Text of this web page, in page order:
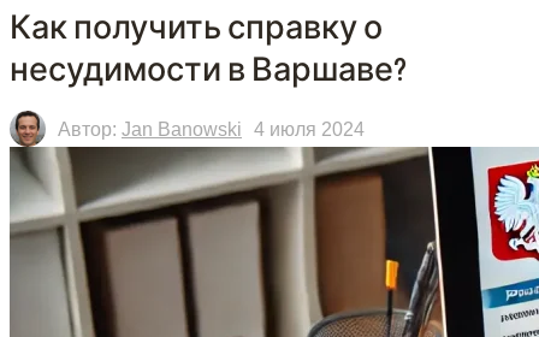
Как получить справку о
несудимости в Варшаве?
Автор: Jan Banowski 4 июля 2024